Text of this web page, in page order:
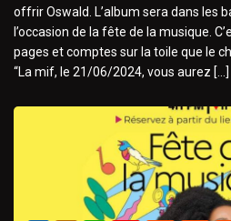
offrir Oswald. L’album sera dans les
l’occasion de la fête de la musique.
pages et comptes sur la toile que le
“La mif, le 21/06/2024, vous aurez […]